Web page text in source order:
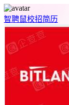
智聘鼠校招简历